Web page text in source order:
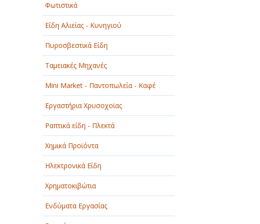
Φωτιστικά
Είδη Αλιείας - Κυνηγιού
Πυροσβεστικά Είδη
Ταμειακές Μηχανές
Mini Market - Παντοπωλεία - Καφέ
Εργαστήρια Χρυσοχοϊας
Ραπτικά είδη - Πλεκτά
Χημικά Προϊόντα
Ηλεκτρονικά Είδη
Χρηματοκιβώτια
Ενδύματα Εργασίας